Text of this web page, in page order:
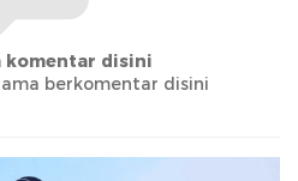
komentar disini
berkomentar disini